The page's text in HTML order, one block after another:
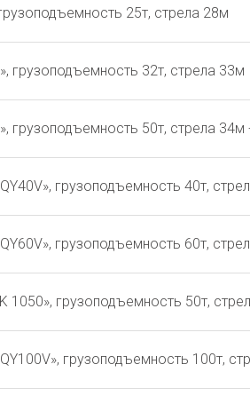
25т, стрела 28м
грузоподъемность 32т, стрела 33м
грузоподъемность 50т, стрела 34м
грузоподъемность 40т,
грузоподъемность 60т,
1050», грузоподъемность 50т,
грузоподъемность 100т,